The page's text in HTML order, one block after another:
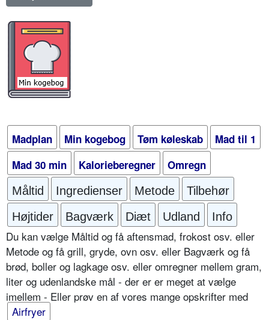
Madplan Min kogebog Tøm køleskab
Mad til 1
Mad 30 min
Kalorieberegner Omregn
Måltid Ingredienser Metode
Tilbehør
Højtider
Bagværk Diæt Udland Info
Du kan vælge Måltid og få aftensmad, frokost osv. eller
Metode og få grill, gryde, ovn osv. eller Bagværk og få
brød, boller og lagkage osv. eller omregner mellem gram,
liter og udenlandske mål - der er er meget at vælge
imellem - Eller prøv en af vores mange opskrifter med
Airfryer